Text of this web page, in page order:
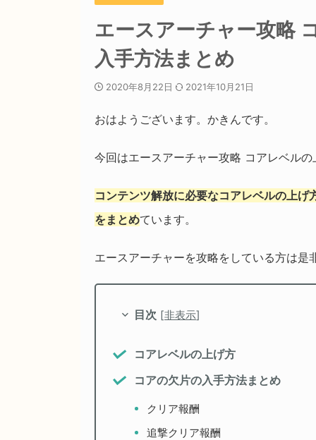
エースアーチャー攻略
入手方法まとめ
2020年8月22日 2021年10月21日
おはようございます。かきんです。
今回はエースアーチャー攻略 コアレベル
コンテンツ解放に必要なコアレベルの上
をまとめています。
エースアーチャーを攻略をしている方は
目次 [非表示]
コアレベルの上げ方
コアの欠片の入手方法まとめ
クリア報酬
追撃クリア報酬